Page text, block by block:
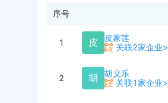
序号
1 皮
皮家莲
关联2家企业>
2 胡
胡义乐
关联1家企业>